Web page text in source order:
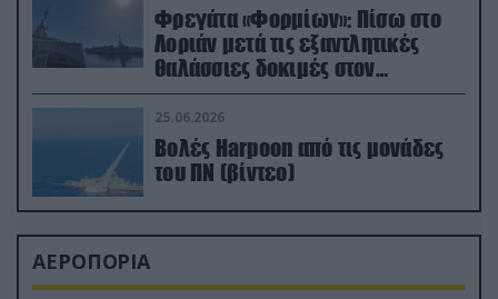
Φρεγάτα «Φορμίων»: Πίσω στο
Λοριάν μετά τις εξαντλητικές
θαλάσσιες δοκιμές στον
απαιτητικό Βισκαϊκό
25.06.2026
Βολές Harpoon από τις μονάδες
του ΠΝ (βίντεο)
ΑΕΡΟΠΟΡΙΑ